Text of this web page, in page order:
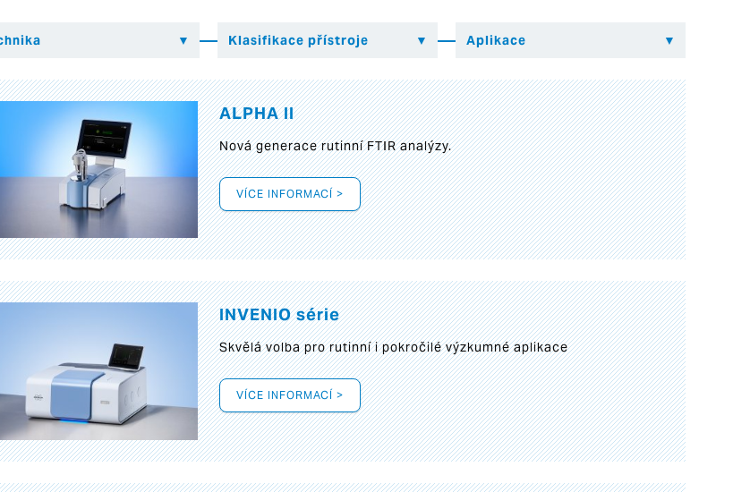
ALPHA II
Nová generace rutinní FTIR analýzy.
VÍCE INFORMACÍ >
INVENIO série
Skvělá volba pro rutinní i pokročilé výzkumné aplikace
VÍCE INFORMACÍ >